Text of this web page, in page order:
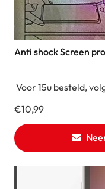
Anti shock Screen
Voor 15u besteld,
€10,99